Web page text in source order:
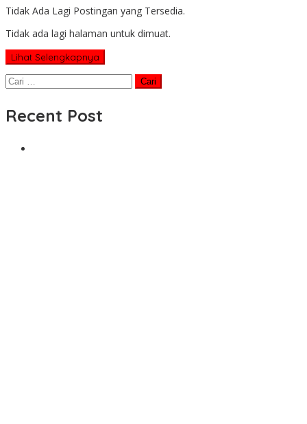
Tidak Ada Lagi Postingan yang Tersedia.
Tidak ada lagi halaman untuk dimuat.
Lihat Selengkapnya
Cari
Recent Post